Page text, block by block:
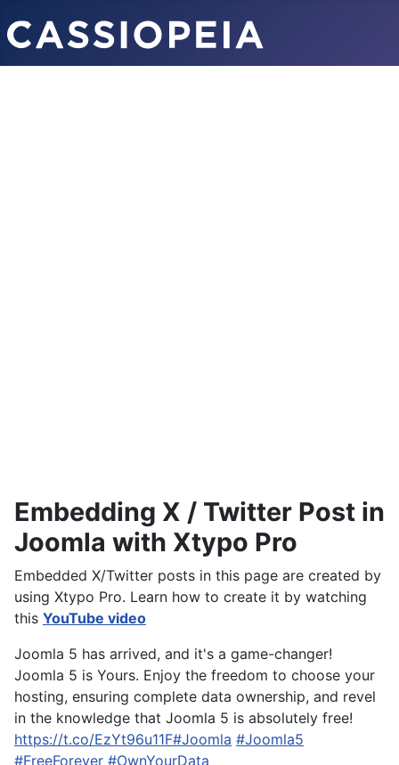
Embedding X / Twitter Post in
Joomla with Xtypo Pro
Embedded X/Twitter posts in this page are created by
using Xtypo Pro. Learn how to create it by watching
this YouTube video
Joomla 5 has arrived, and it's a game-changer!
Joomla 5 is Yours. Enjoy the freedom to choose your
hosting, ensuring complete data ownership, and revel
in the knowledge that Joomla 5 is absolutely free!
https://t.co/EzYt96u11F#Joomla #Joomla5
#FreeForever #OwnYourData